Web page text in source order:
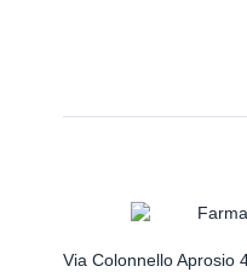
Via Colonnello Aprosio